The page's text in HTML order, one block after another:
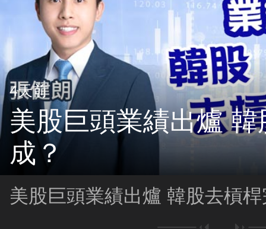
4天前
美股巨頭業績出爐
成？
美股巨頭業績出爐 韓股去槓